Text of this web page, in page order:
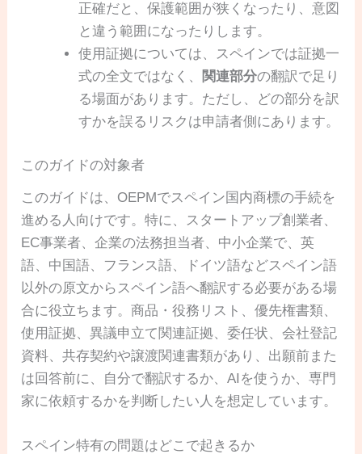
正確だと、保護範囲が狭くなったり、意図
と違う範囲になったりします。
使用証拠については、スペインでは証拠一
式の全文ではなく、 関連部分の翻訳で足り
る場面があります。ただし、どの部分を訳
すかを誤るリスクは申請者側にあります。
このガイドの対象者
このガイドは、OEPMでスペイン国内商標の手続を
進める人向けです。特に、スタートアップ創業者、
EC事業者、企業の法務担当者、中小企業で、英
語、中国語、フランス語、ドイツ語などスペイン語
以外の原文からスペイン語へ翻訳する必要がある場
合に役立ちます。商品・役務リスト、優先権書類、
使用証拠、異議申立て関連証拠、委任状、会社登記
資料、共存契約や譲渡関連書類があり、出願前また
は回答前に、自分で翻訳するか、AIを使うか、専門
家に依頼するかを判断したい人を想定しています。
スペイン特有の問題はどこで起きるか